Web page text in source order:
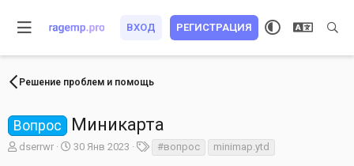
ВХОД РЕГИСТРАЦИЯ
Решение проблем и помощь
Вопрос Миникарта
А
dserrwr
Д
30 Янв 2023
е
#вопрос minimap.ytd